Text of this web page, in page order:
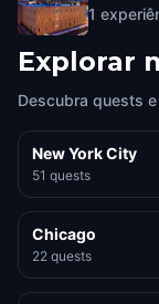
1
Explorar
Descubra quests
New York City
51 quests
Chicago
22 quests